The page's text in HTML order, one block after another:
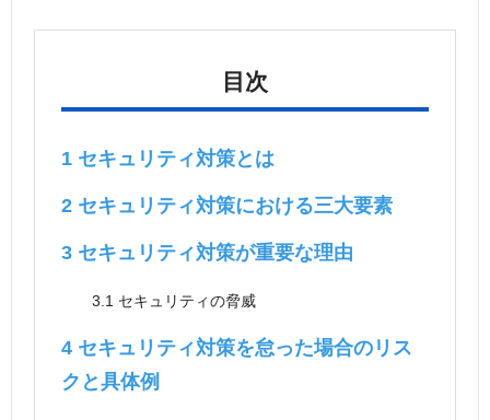
目次
1 セキュリティ対策とは
2 セキュリティ対策における三大要素
3 セキュリティ対策が重要な理由
3.1 セキュリティの脅威
4 セキュリティ対策を怠った場合のリス
クと具体例